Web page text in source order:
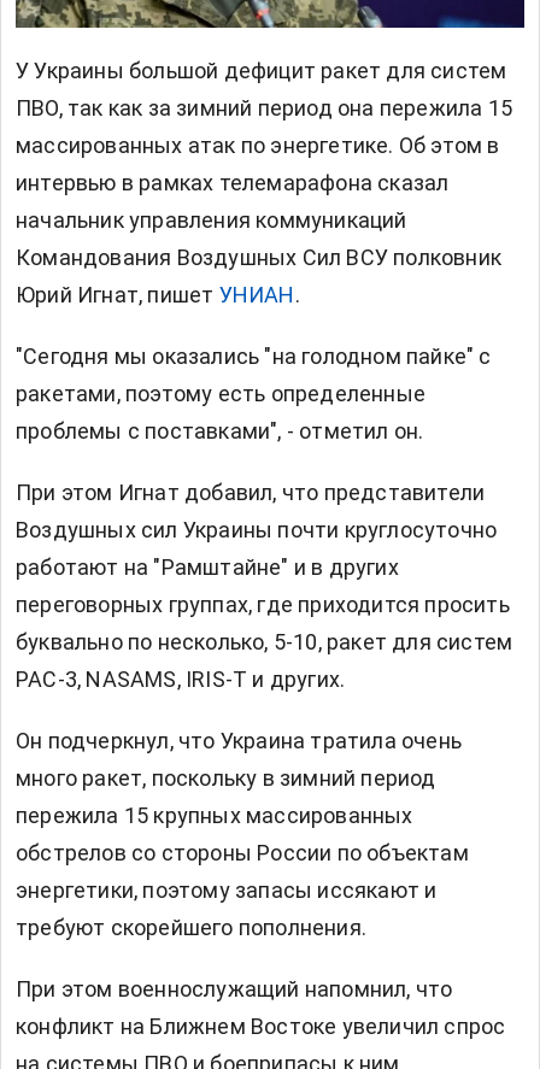
У Украины большой дефицит ракет для систем
ПВО, так как за зимний период она пережила 15
массированных атак по энергетике. Об этом в
интервью в рамках телемарафона сказал
начальник управления коммуникаций
Командования Воздушных Сил ВСУ полковник
Юрий Игнат, пишет УНИАН.
"Сегодня мы оказались "на голодном пайке" с
ракетами, поэтому есть определенные
проблемы с поставками", - отметил он.
При этом Игнат добавил, что представители
Воздушных сил Украины почти круглосуточно
работают на "Рамштайне" и в других
переговорных группах, где приходится просить
буквально по несколько, 5-10, ракет для систем
PAC-3, NASAMS, IRIS-T и других.
Он подчеркнул, что Украина тратила очень
много ракет, поскольку в зимний период
пережила 15 крупных массированных
обстрелов со стороны России по объектам
энергетики, поэтому запасы иссякают и
требуют скорейшего пополнения.
При этом военнослужащий напомнил, что
конфликт на Ближнем Востоке увеличил спрос
на системы ПВО и боеприпасы к ним.